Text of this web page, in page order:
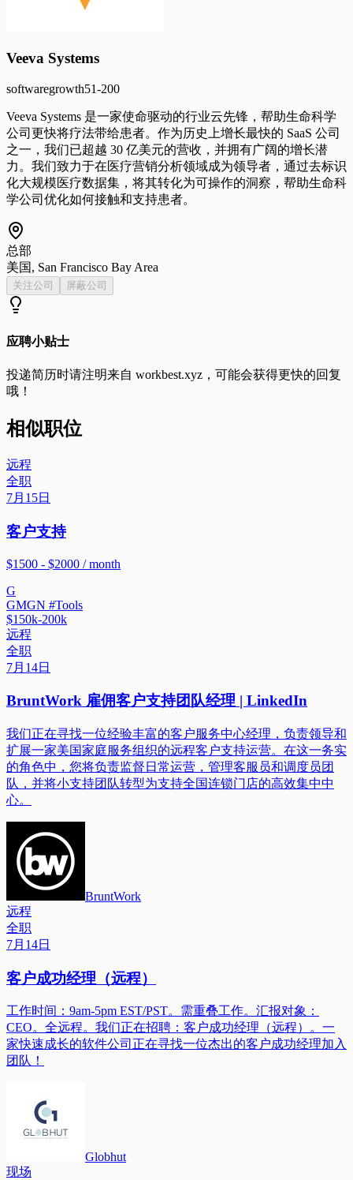
Veeva Systems
softwaregrowth51-200
Veeva Systems 是一家使命驱动的行业云先锋，帮助生命科学
公司更快将疗法带给患者。作为历史上增长最快的 SaaS 公司
之一，我们已超越 30 亿美元的营收，并拥有广阔的增长潜
力。我们致力于在医疗营销分析领域成为领导者，通过去标识
化大规模医疗数据集，将其转化为可操作的洞察，帮助生命科
学公司优化如何接触和支持患者。
总部
美国, San Francisco Bay Area
关注公司 屏蔽公司
应聘小贴士
投递简历时请注明来自 workbest.xyz ，可能会获得更快的回复
哦！
相似职位
远程
全职
7月15日
客户支持
$1500 - $2000 / month
G
GMGN #Tools
$150k-200k
远程
全职
7月14日
BruntWork 雇佣客户支持团队经理 | LinkedIn
我们正在寻找一位经验丰富的客户服务中心经理，负责领导和
扩展一家美国家庭服务组织的远程客户支持运营。在这一务实
的角色中，您将负责监督日常运营，管理客服员和调度员团
队，并将小支持团队转型为支持全国连锁门店的高效集中中
心。
BruntWork
远程
全职
7月14日
客户成功经理（远程）
工作时间：9am-5pm EST/PST。需重叠工作。汇报对象：
CEO。全远程。我们正在招聘：客户成功经理（远程）。一
家快速成长的软件公司正在寻找一位杰出的客户成功经理加入
团队！
Globhut
现场